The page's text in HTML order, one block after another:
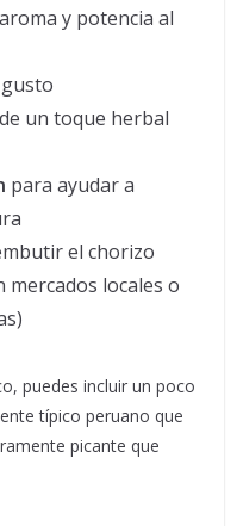
y potencia al
un toque herbal
para ayudar a
el chorizo
mercados locales o
puedes incluir un poco
típico peruano que
picante que